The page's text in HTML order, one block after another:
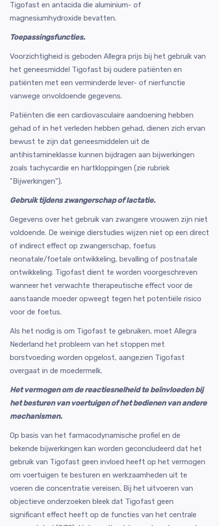
Tigofast en antacida die aluminium- of
magnesiumhydroxide bevatten.
Toepassingsfuncties.
Voorzichtigheid is geboden Allegra prijs bij het gebruik van
het geneesmiddel Tigofast bij oudere patiënten en
patiënten met een verminderde lever- of nierfunctie
vanwege onvoldoende gegevens.
Patiënten die een cardiovasculaire aandoening hebben
gehad of in het verleden hebben gehad, dienen zich ervan
bewust te zijn dat geneesmiddelen uit de
antihistamineklasse kunnen bijdragen aan bijwerkingen
zoals tachycardie en hartkloppingen (zie rubriek
"Bijwerkingen").
Gebruik tijdens zwangerschap of lactatie.
Gegevens over het gebruik van zwangere vrouwen zijn niet
voldoende. De weinige dierstudies wijzen niet op een direct
of indirect effect op zwangerschap, foetus
neonatale/foetale ontwikkeling, bevalling of postnatale
ontwikkeling. Tigofast dient te worden voorgeschreven
wanneer het verwachte therapeutische effect voor de
aanstaande moeder opweegt tegen het potentiële risico
voor de foetus.
Als het nodig is om Tigofast te gebruiken, moet Allegra
Nederland het probleem van het stoppen met
borstvoeding worden opgelost, aangezien Tigofast
overgaat in de moedermelk.
Het vermogen om de reactiesnelheid te beïnvloeden bij
het besturen van voertuigen of het bedienen van andere
mechanismen.
Op basis van het farmacodynamische profiel en de
bekende bijwerkingen kan worden geconcludeerd dat het
gebruik van Tigofast geen invloed heeft op het vermogen
om voertuigen te besturen en werkzaamheden uit te
voeren die concentratie vereisen. Bij het uitvoeren van
objectieve onderzoeken bleek dat Tigofast geen
significant effect heeft op de functies van het centrale